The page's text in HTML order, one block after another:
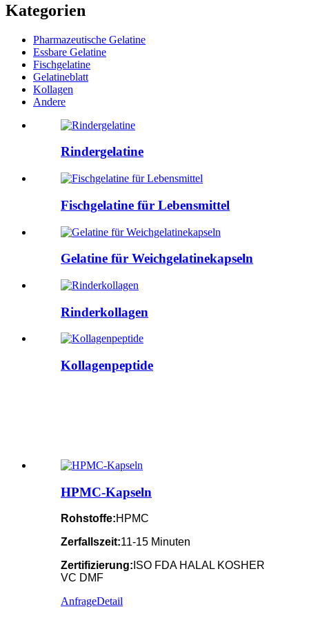
Kategorien
Pharmazeutische Gelatine
Essbare Gelatine
Fischgelatine
Gelatineblatt
Kollagen
Andere
Rindergelatine
Fischgelatine für Lebensmittel
Gelatine für Weichgelatinekapseln
Rinderkollagen
Kollagenpeptide
HPMC-Kapseln
Rohstoffe:HPMC
Zerfallszeit:11-15 Minuten
Zertifizierung: ISO FDA HALAL KOSHER
VC DMF
AnfrageDetail